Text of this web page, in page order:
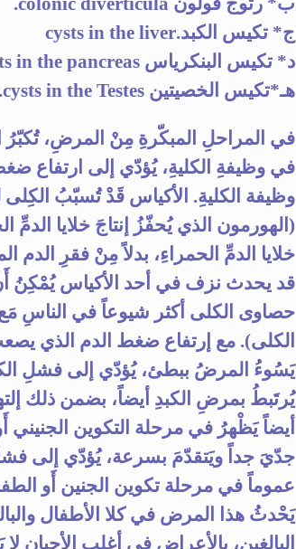
ج* تكيس الكبد.cysts in the liver
د* تكيس البنكرياس cysts in the pancreas.
هـ*تكيس الخصيتين cysts in the Testes.
في المراحلِ المبكّرةِ مِنْ المرضِ، تُكبّرُ
في وظيفةِ الكليةِ، يُؤدّي إلى ارتفاع
(الهورمون الذي يُحفّزُ إنتاجَ خلايا الدمِّ
خلايا الدمِّ الحمراءِ، بدلاً مِنْ فقرِ الدم
قد يحدث نزف في أحد الأكياس يُمْكِنُ
حصاوى الكلى أكثر شيوعاً في
الكلى). مع إرتفاع ضغط الدم الذي
يَسُوءُ المرضُ ببطئ، يُؤدّي إلى فشلِ
يُرتَبطُ بمرضِ الكبدِ أيضاً، بضمن ذلك
أيضاً يَظْهرُ في مرحلة التكوين الجنيني
جدّيَ جداً ويَتقدّمَ بسرعة، يُؤدّي إلى
عموماً في مرحلة تكوين الجنين أَو
يَحْدثُ هذا المرض في كلا الأطفال
البالغين، بالأعراضِ في أغلب